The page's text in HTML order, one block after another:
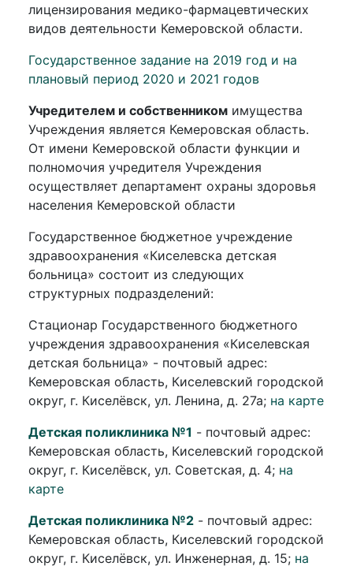
лицензирования медико-фармацевтических
видов деятельности Кемеровской области.
Государственное задание на 2019 год и на
плановый период 2020 и 2021 годов
Учредителем и собственником имущества
Учреждения является Кемеровская область.
От имени Кемеровской области функции и
полномочия учредителя Учреждения
осуществляет департамент охраны здоровья
населения Кемеровской области
Государственное бюджетное учреждение
здравоохранения «Киселевска детская
больница» состоит из следующих
структурных подразделений:
Стационар Государственного бюджетного
учреждения здравоохранения «Киселевская
детская больница» - почтовый адрес:
Кемеровская область, Киселевский городской
округ, г. Киселёвск, ул. Ленина, д. 27а; на карте
Детская поликлиника №1 - почтовый адрес:
Кемеровская область, Киселевский городской
округ, г. Киселёвск, ул. Советская, д. 4; на
карте
Детская поликлиника №2 - почтовый адрес:
Кемеровская область, Киселевский городской
округ, г. Киселёвск, ул. Инженерная, д. 15; на